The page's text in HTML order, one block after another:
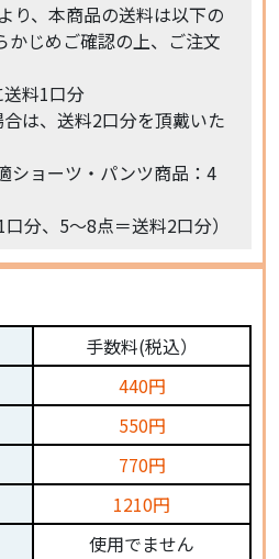
り、本商品の送料は以下の
かじめご確認の上、ご注文
料1口分
合は、送料2口分を頂戴いた
ショーツ・パンツ商品：4
分、5〜8点＝送料2口分）
手数料(税込）
440円
550円
770円
1210円
使用でません